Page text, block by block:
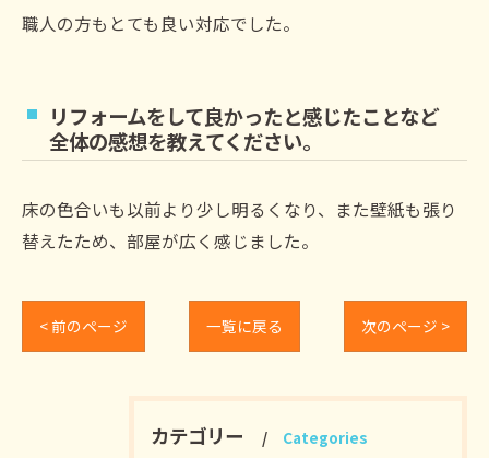
職人の方もとても良い対応でした。
リフォームをして良かったと感じたことなど
全体の感想を教えてください。
床の色合いも以前より少し明るくなり、また壁紙も張り
替えたため、部屋が広く感じました。
< 前のページ 一覧に戻る 次のページ >
カテゴリー Categories